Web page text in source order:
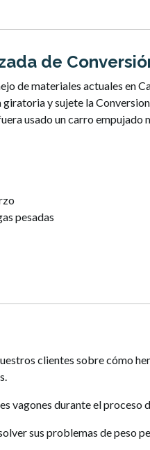
de
de materiales actuales en
y sujete la
usado un carro empujado
pesadas
clientes sobre cómo
vagones durante el proceso
sus problemas de peso